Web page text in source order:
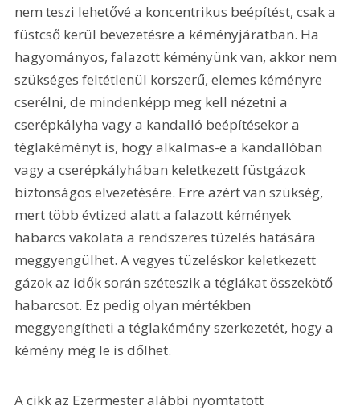
nem teszi lehetővé a koncentrikus beépítést, csak a
füstcső kerül bevezetésre a kéményjáratban. Ha
hagyományos, falazott kéményünk van, akkor nem
szükséges feltétlenül korszerű, elemes kéményre
cserélni, de mindenképp meg kell nézetni a
cserépkályha vagy a kandalló beépítésekor a
téglakéményt is, hogy alkalmas-e a kandallóban
vagy a cserépkályhában keletkezett füstgázok
biztonságos elvezetésére. Erre azért van szükség,
mert több évtized alatt a falazott kémények
habarcs vakolata a rendszeres tüzelés hatására
meggyengülhet. A vegyes tüzeléskor keletkezett
gázok az idők során széteszik a téglákat összekötő
habarcsot. Ez pedig olyan mértékben
meggyengítheti a téglakémény szerkezetét, hogy a
kémény még le is dőlhet.
A cikk az Ezermester alábbi nyomtatott